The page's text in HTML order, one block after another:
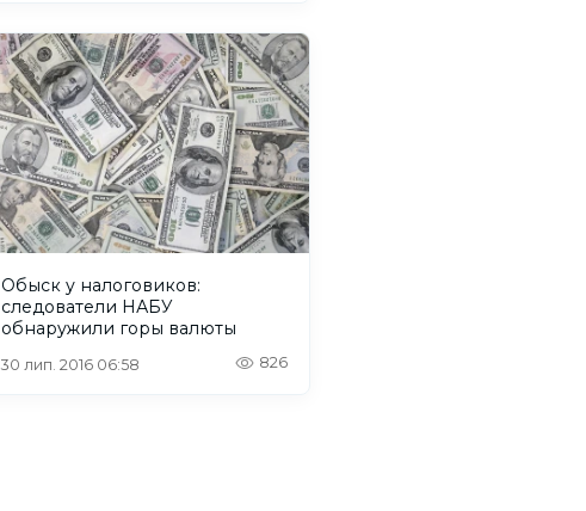
Обыск у налоговиков:
следователи НАБУ
обнаружили горы валюты
30 лип. 2016 06:58 826